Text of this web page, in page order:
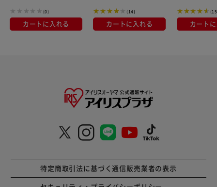
(0)
カートに入れる
40L AGSC-40C チャコ
ールグレー
(14)
カートに入れる カート
特定商取引法に基づく通信販売業者の表示